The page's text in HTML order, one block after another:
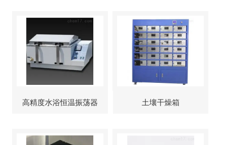
高精度水浴恒温振荡器 土壤干燥箱